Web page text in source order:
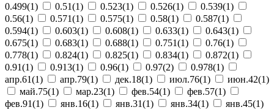
0.499(1)
0.51(1) 0.523(1) 0.526(1)
0.539(1)
0.56(1)
0.571(1) 0.575(1) 0.58(1)
0.587(1)
0.594(1)
0.603(1) 0.608(1) 0.633(1)
0.643(1)
0.675(1)
0.683(1) 0.688(1) 0.751(1)
0.76(1)
0.778(1)
0.824(1) 0.825(1) 0.834(1)
0.872(1)
0.91(1)
0.913(1) 0.96(1) 0.97(2)
0.978(1)
апр.61(1)
апр.79(1) дек.18(1) июл.76(1)
июн.42(1)
май.75(1)
мар.23(1) фев.54(1)
фев.57(1)
фев.91(1)
янв.16(1) янв.31(1) янв.34(1)
янв.45(1)